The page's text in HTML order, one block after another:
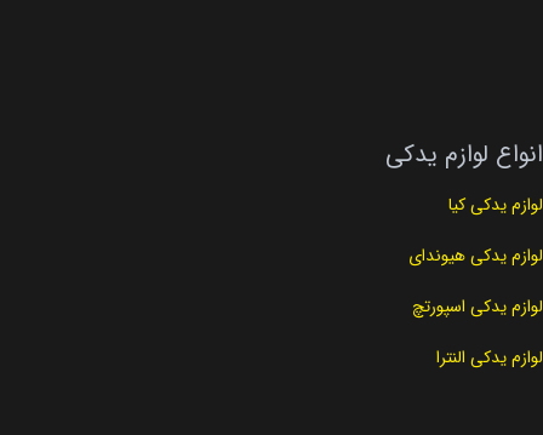
انواع لوازم یدکی
لوازم یدکی کیا
لوازم یدکی هیوندای
لوازم یدکی اسپورتچ
لوازم یدکی النترا